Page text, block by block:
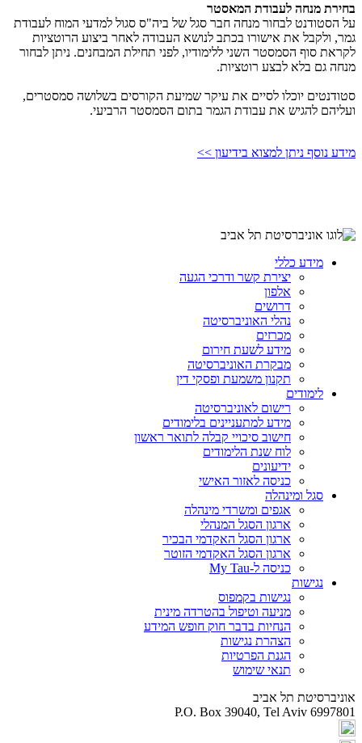
בחירת מנחה לעבודת המאסטר
על הסטודנט לבחור מנחה חבר סגל של ביה"ס סגול למדעי המוח לעבודת
גמר, ולקבל את אישורו בכתב לנושא העבודה לאחר ביצוע הרוטציות
לקראת סוף הסמסטר השני ללימודיו, לפני תחילת המבחנים. ניתן לבחור
מנחה גם בלא לבצע רוטציות.
סטודנטים יוכלו לסיים את עיקר שמיעת הקורסים בשלושה סמסטרים,
ועליהם להגיש את עבודת הגמר בתום הסמסטר הרביעי.
מידע נוסף ניתן למצוא בידיעון >>
מידע כללי
יצירת קשר ודרכי הגעה
אלפון
דרושים
נהלי האוניברסיטה
מכרזים
מידע לשעת חירום
מבקרת האוניברסיטה
תקנון משמעת ופסקי דין
לימודים
רישום לאוניברסיטה
מידע למתעניינים בלימודים
חישוב סיכויי קבלה לתואר ראשון
לוח שנת הלימודים
ידיעונים
כניסה לאזור האישי
סגל ומינהלה
אגפים ומשרדי מינהלה
ארגון הסגל המנהלי
ארגון הסגל האקדמי הבכיר
ארגון הסגל האקדמי הזוטר
כניסה ל-My Tau
נגישות
נגישות בקמפוס
מניעה וטיפול בהטרדה מינית
הנחיות בדבר חוק חופש המידע
הצהרת נגישות
הגנת הפרטיות
תנאי שימוש
אוניברסיטת תל אביב
P.O. Box 39040, Tel Aviv 6997801